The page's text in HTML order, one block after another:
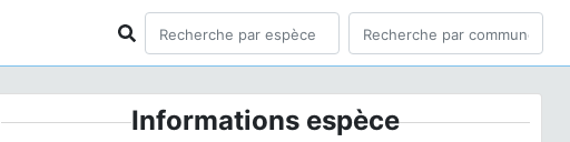
Informations espèce